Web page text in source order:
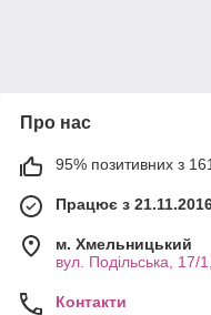
Про нас
95% позитивних з 161
Працює з
м. Хмельницький
вул. Подільська, 17/
Контакти